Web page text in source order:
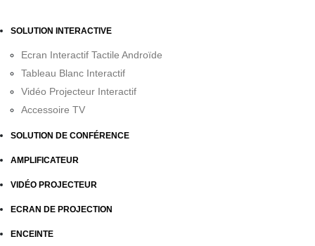
SOLUTION INTERACTIVE
Ecran Interactif Tactile Androïde
Tableau Blanc Interactif
Vidéo Projecteur Interactif
Accessoire TV
SOLUTION DE CONFÉRENCE
AMPLIFICATEUR
VIDÉO PROJECTEUR
ECRAN DE PROJECTION
ENCEINTE